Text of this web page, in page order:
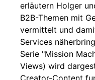
erläutern Holger
B2B-Themen mit
vermittelt und
Services
Serie "Mission
Views) wird
Creator-Content